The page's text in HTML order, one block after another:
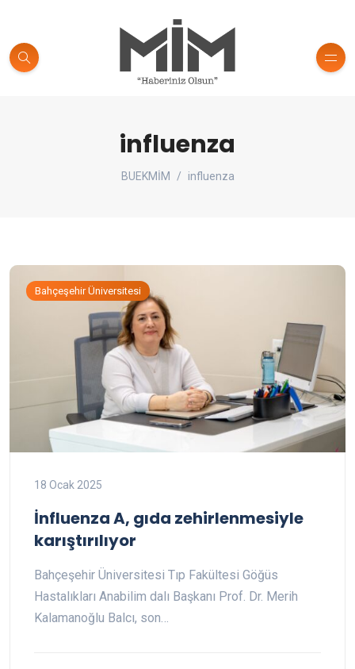
influenza
BUEKMİM influenza
Bahçeşehir Üniversitesi
18 Ocak 2025
İnfluenza A, gıda zehirlenmesiyle
karıştırılıyor
Bahçeşehir Üniversitesi Tıp Fakültesi Göğüs
Hastalıkları Anabilim dalı Başkanı Prof. Dr. Merih
Kalamanoğlu Balcı, son…